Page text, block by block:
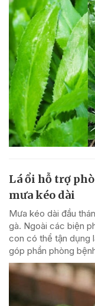
Lá ổi hỗ trợ
mưa kéo dài
Mưa kéo dài đầu
gà. Ngoài các biện
con có thể tận dụng
góp phần phòng